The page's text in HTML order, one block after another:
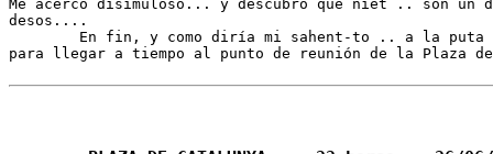
Me acerco disimuloso... y descubro que niet .. son un
desos....
para llegar a tiempo al punto de reunión de la Plaza